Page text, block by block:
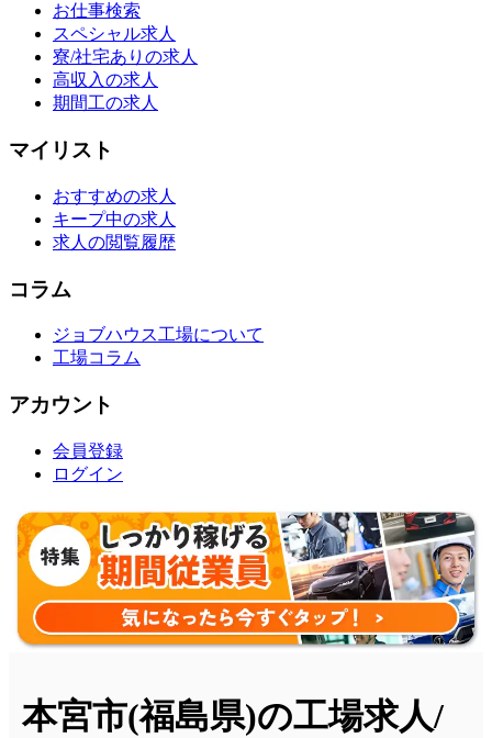
お仕事検索
スペシャル求人
寮/社宅ありの求人
高収入の求人
期間工の求人
マイリスト
おすすめの求人
キープ中の求人
求人の閲覧履歴
コラム
ジョブハウス工場について
工場コラム
アカウント
会員登録
ログイン
本宮市(福島県)の工場求人/